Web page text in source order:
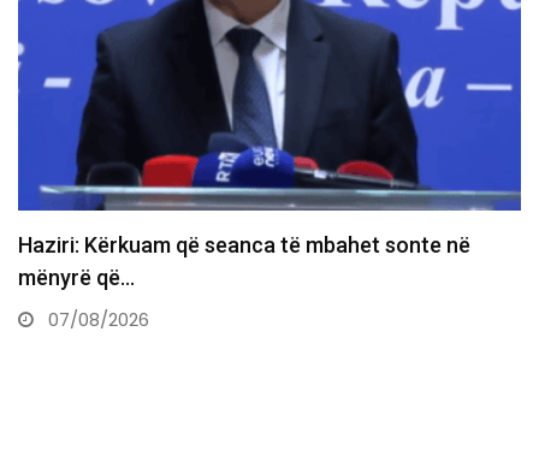
Gruda paralajmëron ndryshime te PDK-ja: Prej nesër
do të ndërtojmë…
07/08/2026